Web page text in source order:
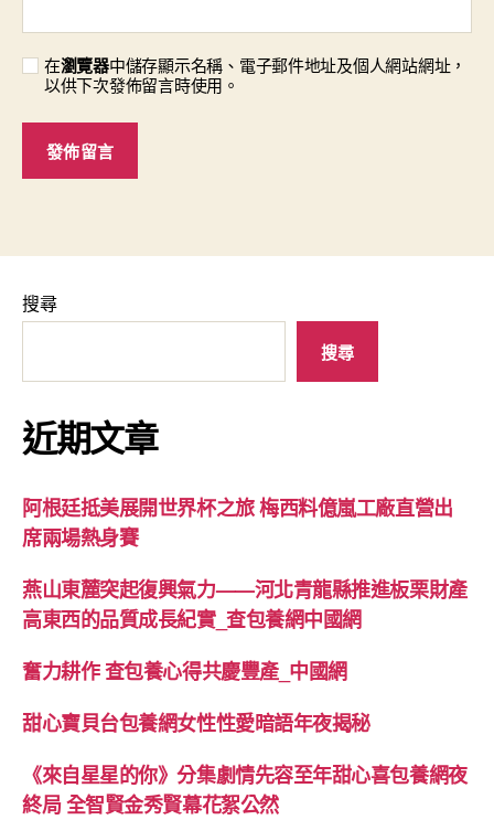
在瀏覽器中儲存顯示名稱、電子郵件地址及個人網站網址，
以供下次發佈留言時使用。
搜尋
搜尋
近期文章
阿根廷抵美展開世界杯之旅 梅西料億嵐工廠直營出
席兩場熱身賽
燕山東麓突起復興氣力——河北青龍縣推進板栗財產
高東西的品質成長紀實_查包養網中國網
奮力耕作 查包養心得共慶豐產_中國網
甜心寶貝台包養網女性性愛暗語年夜揭秘
《來自星星的你》分集劇情先容至年甜心喜包養網夜
終局 全智賢金秀賢幕花絮公然